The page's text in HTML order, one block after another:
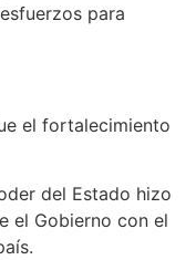
para
el fortalecimiento
del Estado hizo
el Gobierno con el